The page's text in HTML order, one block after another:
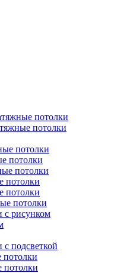
потолки
потолки
потолки
потолки
потолки
потолки
потолки
потолки
с рисунком
подсветкой
потолки
потолки